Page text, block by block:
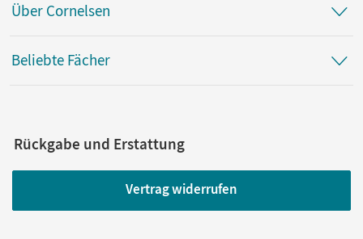
Über Cornelsen
Beliebte Fächer
Rückgabe und Erstattung
Vertrag widerrufen